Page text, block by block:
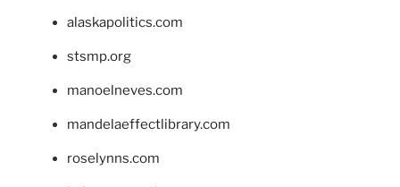
alaskapolitics.com
stsmp.org
manoelneves.com
mandelaeffectlibrary.com
roselynns.com